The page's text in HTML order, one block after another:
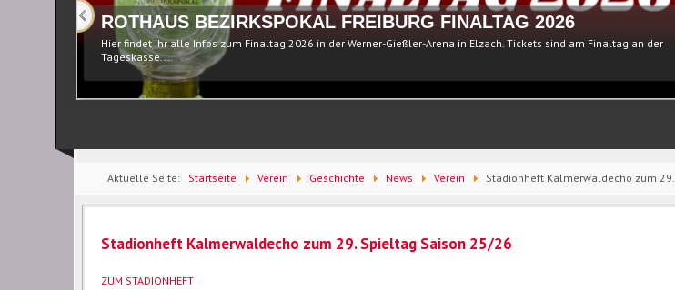
ROTHAUS BEZIRKSPOKAL FREIBURG FINALTAG 2026
Hier findet ihr alle Infos zum Finaltag 2026 in der Werner-Gießler-Arena in Elzach. Tickets sind am Finaltag an der
Tageskasse...
Aktuelle Seite: Startseite Verein Geschichte News Verein
Stadionheft Kalmerwaldecho zum 29.
Stadionheft Kalmerwaldecho zum 29. Spieltag Saison 25/26
ZUM STADIONHEFT